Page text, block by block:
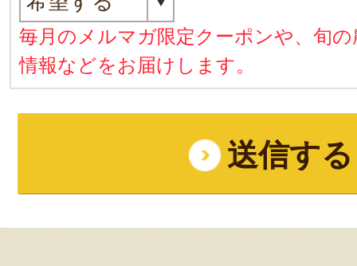
毎月のメルマガ限定クーポンや、旬
情報などをお届けします。